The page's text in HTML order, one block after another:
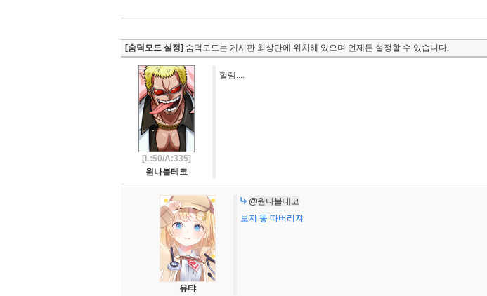
[숨덕모드 설정] 숨덕모드는 게시판 최상단에 위치해 있으며 언제든 설정할 수 있습니다.
[L:50/A:335]
원나블테코
헐랭....
유탸
@원나블테코
보지 똫 따버리져